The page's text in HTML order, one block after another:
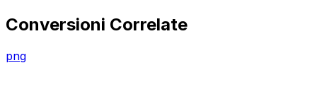
Conversioni Correlate
png